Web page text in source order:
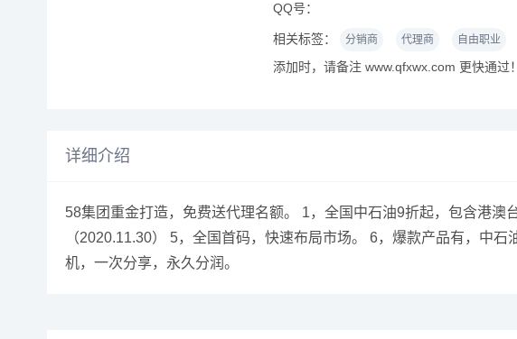
QQ号：
相关标签： 分销商 代理商 自由职业
添加时，请备注 www.qfxwx.com 更快通过！
详细介绍
58集团重金打造，免费送代理名额。 1，全国中石油9折起，包含港
（2020.11.30） 5，全国首码，快速布局市场。 6，爆款产品有，中
机，一次分享，永久分润。